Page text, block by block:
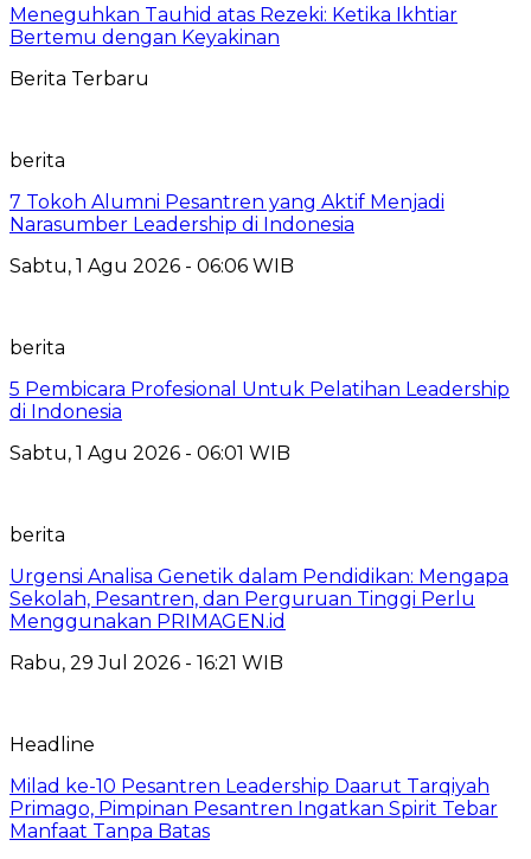
Meneguhkan Tauhid atas Rezeki: Ketika Ikhtiar
Bertemu dengan Keyakinan
Berita Terbaru
berita
7 Tokoh Alumni Pesantren yang Aktif Menjadi
Narasumber Leadership di Indonesia
Sabtu, 1 Agu 2026 - 06:06 WIB
berita
5 Pembicara Profesional Untuk Pelatihan Leadership
di Indonesia
Sabtu, 1 Agu 2026 - 06:01 WIB
berita
Urgensi Analisa Genetik dalam Pendidikan: Mengapa
Sekolah, Pesantren, dan Perguruan Tinggi Perlu
Menggunakan PRIMAGEN.id
Rabu, 29 Jul 2026 - 16:21 WIB
Headline
Milad ke-10 Pesantren Leadership Daarut Tarqiyah
Primago, Pimpinan Pesantren Ingatkan Spirit Tebar
Manfaat Tanpa Batas